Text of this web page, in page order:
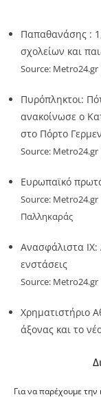
Για να παρέχουμε την
Παπαθανάσης :
σχολείων και
Source: Metro24.gr
Πυρόπληκτοι:
ανακοίνωσε ο
στο Πόρτο
Source: Metro24.gr
Ευρωπαϊκό
Source: Metro24.gr
Παλληκαράς
Ανασφάλιστα ΙΧ:
ενστάσεις
Source: Metro24.gr
Χρηματιστήριο
άξονας και το